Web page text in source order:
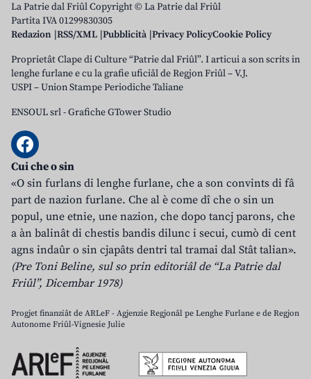
La Patrie dal Friûl Copyright © La Patrie dal Friûl
Partita IVA 01299830305
Redazion RSS/XML Pubblicità Privacy PolicyCookie Policy
Proprietât Clape di Culture “Patrie dal Friûl”. I articui a son scrits in
lenghe furlane e cu la grafie uficiâl de Regjon Friûl – V.J.
USPI – Union Stampe Periodiche Taliane
ENSOUL srl-Grafiche GTower Studio
Cui che o sin
«O sin furlans di lenghe furlane, che a son convints di fâ
part de nazion furlane. Che al è come dî che o sin un
popul, une etnie, une nazion, che dopo tancj parons, che
a àn balinât di chestis bandis dilunc i secui, cumò di cent
agns indaûr o sin cjapâts dentri tal tramai dal Stât talian».
(Pre Toni Beline, sul so prin editoriâl de “La Patrie dal
Friûl”, Dicembar 1978)
Progjet finanziât de ARLeF - Agjenzie Regjonâl pe Lenghe Furlane e de Regjon
Autonome Friûl-Vignesie Julie